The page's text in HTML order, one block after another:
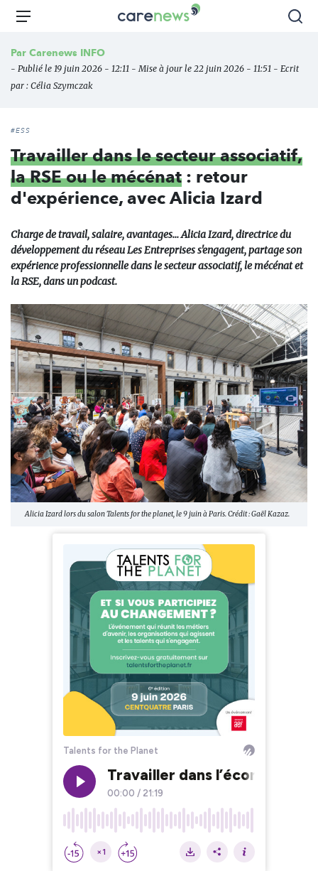
Aller
principal
Carenews,
des
Menu
Par Carenews INFO
- Publié le 19 juin 2026 - 12:11 - Mise à jour le 22 juin 2026 - 11:51 - Ecrit
par : Célia Szymczak
#ESS
Travailler dans le secteur associatif,
la RSE ou le mécénat : retour
d'expérience, avec Alicia Izard
Charge de travail, salaire, avantages... Alicia Izard, directrice du
développement du réseau Les Entreprises s'engagent, partage son
expérience professionnelle dans le secteur associatif, le mécénat et
la RSE, dans un podcast.
Alicia Izard lors du salon Talents for the planet, le 9 juin à Paris. Crédit : Gaël Kazaz.